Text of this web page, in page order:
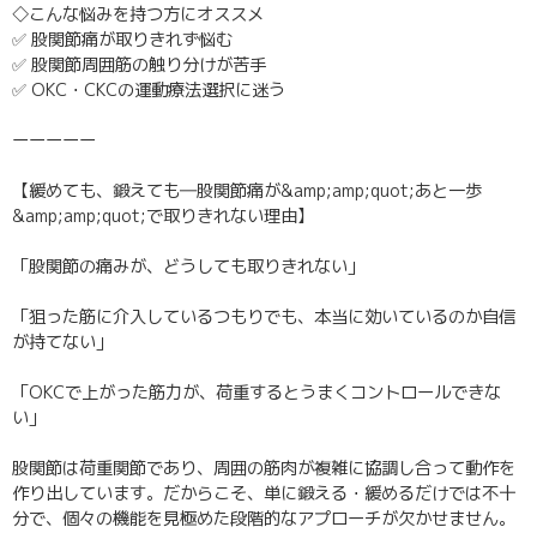
◇こんな悩みを持つ方にオススメ
✅ 股関節痛が取りきれず悩む
✅ 股関節周囲筋の触り分けが苦手
✅ OKC・CKCの運動療法選択に迷う
ーーーーー
【緩めても、鍛えても―股関節痛が&amp;amp;quot;あと一歩
&amp;amp;quot;で取りきれない理由】
「股関節の痛みが、どうしても取りきれない」
「狙った筋に介入しているつもりでも、本当に効いているのか自信
が持てない」
「OKCで上がった筋力が、荷重するとうまくコントロールできな
い」
股関節は荷重関節であり、周囲の筋肉が複雑に協調し合って動作を
作り出しています。だからこそ、単に鍛える・緩めるだけでは不十
分で、個々の機能を見極めた段階的なアプローチが欠かせません。